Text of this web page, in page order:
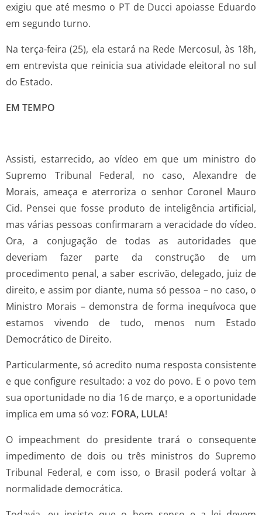
exigiu que até mesmo o PT de Ducci apoiasse Eduardo
em segundo turno.
Na terça-feira (25), ela estará na Rede Mercosul, às 18h,
em entrevista que reinicia sua atividade eleitoral no sul
do Estado.
EM TEMPO
Assisti, estarrecido, ao vídeo em que um ministro do
Supremo Tribunal Federal, no caso, Alexandre de
Morais, ameaça e aterroriza o senhor Coronel Mauro
Cid. Pensei que fosse produto de inteligência artificial,
mas várias pessoas confirmaram a veracidade do vídeo.
Ora, a conjugação de todas as autoridades que
deveriam fazer parte da construção de um
procedimento penal, a saber escrivão, delegado, juiz de
direito, e assim por diante, numa só pessoa – no caso, o
Ministro Morais – demonstra de forma inequívoca que
estamos vivendo de tudo, menos num Estado
Democrático de Direito.
Particularmente, só acredito numa resposta consistente
e que configure resultado: a voz do povo. E o povo tem
sua oportunidade no dia 16 de março, e a oportunidade
implica em uma só voz: FORA, LULA!
O impeachment do presidente trará o consequente
impedimento de dois ou três ministros do Supremo
Tribunal Federal, e com isso, o Brasil poderá voltar à
normalidade democrática.